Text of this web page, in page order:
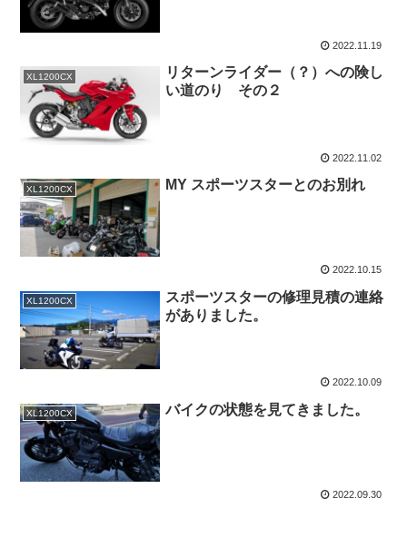
2022.11.19
XL1200CX
リターンライダー（？）への険し
い道のり その２
2022.11.02
XL1200CX MY スポーツスターとのお別れ
2022.10.15
XL1200CX
スポーツスターの修理見積の連絡
がありました。
2022.10.09
XL1200CX バイクの状態を見てきました。
2022.09.30